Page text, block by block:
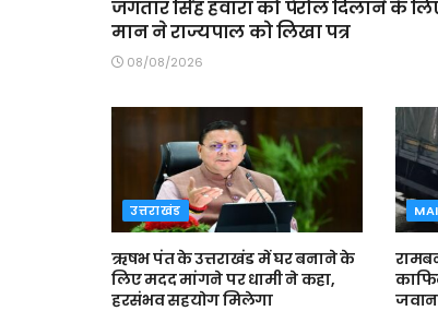
जगतार सिंह हवारा को पैरोल दिलाने के
मान ने राज्यपाल को लिखा पत्र
08/08/2026
उत्तराखंड
ऋषभ पंत के उत्तराखंड में घर बनाने के
लिए मदद मांगने पर धामी ने कहा,
हरसंभव सहयोग मिलेगा